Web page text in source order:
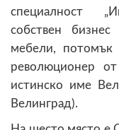
специалност
собствен
мебели, потомък
революционер
истинско име
Велинград).